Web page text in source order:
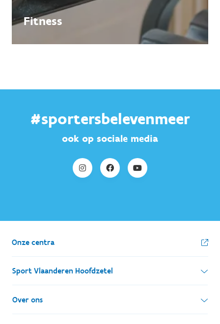
Fitness
#sportersbelevenmeer
ook op sociale media
Onze centra
Sport Vlaanderen Hoofdzetel
Simon Bolivarlaan 17
1000 Brussel
Over ons